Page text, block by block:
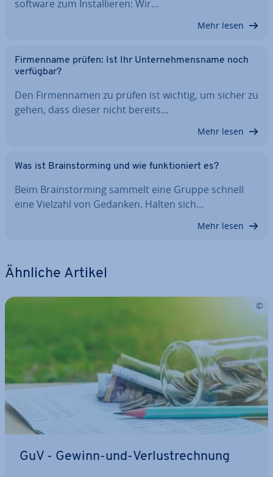
soft­ware zum In­stal­lie­ren: Wir…
Mehr lesen
Fir­men­na­me prüfen: Ist Ihr Un­ter­neh­mens­na­me noch
verfügbar?
Den Fir­men­na­men zu prüfen ist wichtig, um sicher zu
gehen, dass dieser nicht bereits…
Mehr lesen
Was ist Brain­stor­ming und wie funk­tio­niert es?
Beim Brain­stor­ming sammelt eine Gruppe schnell
eine Vielzahl von Gedanken. Halten sich…
Mehr lesen
Ähnliche Artikel
GuV - Gewinn-und-Ver­lust­rech­nung